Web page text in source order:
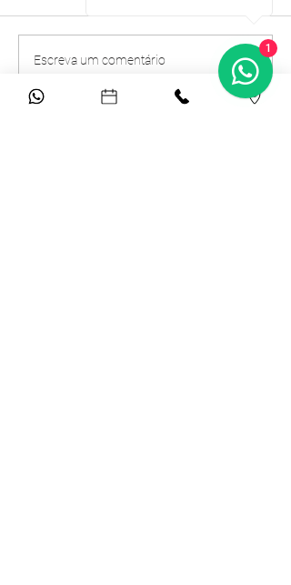
Noiva Real Flávia |
Casamento Sustentável
Escreva um comentário
1